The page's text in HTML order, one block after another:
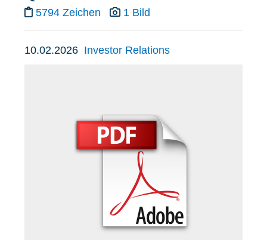
5794 Zeichen 1 Bild
10.02.2026 Investor Relations